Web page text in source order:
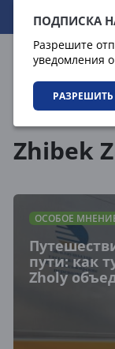
ПОДПИСКА
Разрешите
уведомления
РАЗРЕШИТЬ
09.08.2026
Zhibek
ОСОБОЕ
пути: как
Zholy